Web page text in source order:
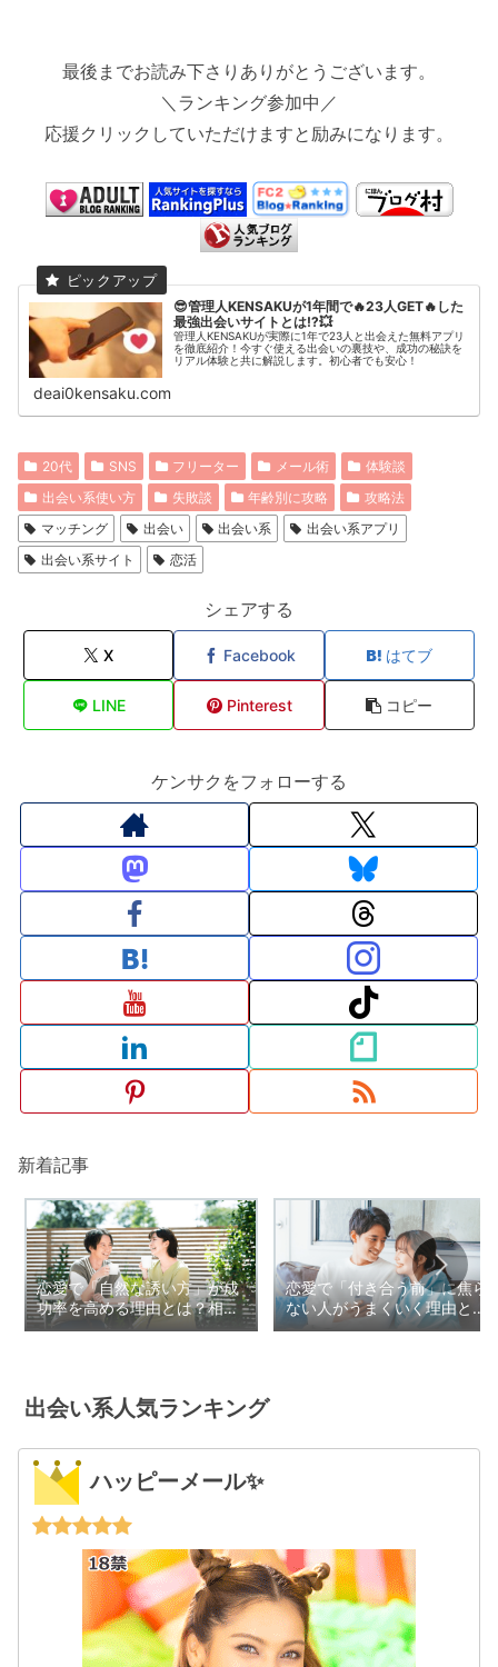
最後までお読み下さりありがとうございます。
＼ランキング参加中／
応援クリックしていただけますと励みになります。
😎管理人KENSAKUが1年間で🔥23人GET🔥した
最強出会いサイトとは⁉️💥
管理人KENSAKUが実際に1年で23人と出会えた無料アプリ
を徹底紹介！今すぐ使える出会いの裏技や、成功の秘訣を
リアル体験と共に解説します。初心者でも安心！
deai0kensaku.com
20代 SNS フリーター メール術
体験談
出会い系使い方
失敗談 年齢別に攻略
攻略法
マッチング
出会い 出会い系
出会い系アプリ
出会い系サイト
恋活
シェアする
X Facebook はてブ
LINE Pinterest コピー
ケンサクをフォローする
新着記事
恋愛で「自然な誘い方」が成
功率を高める理由とは？相手
に負担をかけないデートの誘
恋愛で「付き合う前」に焦ら
ない人がうまくいく理由と
は？信頼を育てる交際の始め
出会い系人気ランキング
ハッピーメール✨